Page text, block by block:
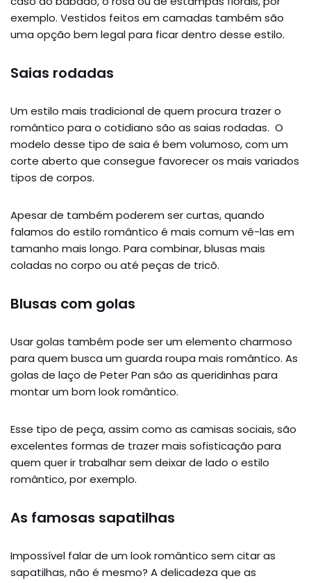
exemplo. Vestidos feitos em camadas também são
uma opção bem legal para ficar dentro desse estilo.
Saias rodadas
Um estilo mais tradicional de quem procura trazer o
romântico para o cotidiano são as saias rodadas. O
modelo desse tipo de saia é bem volumoso, com um
corte aberto que consegue favorecer os mais variados
tipos de corpos.
Apesar de também poderem ser curtas, quando
falamos do estilo romântico é mais comum vê-las em
tamanho mais longo. Para combinar, blusas mais
coladas no corpo ou até peças de tricô.
Blusas com golas
Usar golas também pode ser um elemento charmoso
para quem busca um guarda roupa mais romântico. As
golas de laço de Peter Pan são as queridinhas para
montar um bom look romântico.
Esse tipo de peça, assim como as camisas sociais, são
excelentes formas de trazer mais sofisticação para
quem quer ir trabalhar sem deixar de lado o estilo
romântico, por exemplo.
As famosas sapatilhas
Impossível falar de um look romântico sem citar as
sapatilhas, não é mesmo? A delicadeza que as